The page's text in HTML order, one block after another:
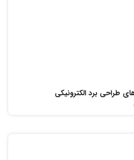
طراحی برد الکترونیکی